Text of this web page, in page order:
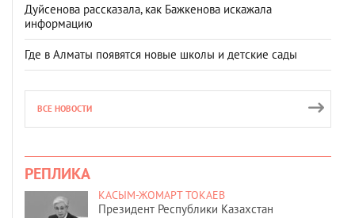
Дуйсенова рассказала, как Бажкенова искажала
информацию
Где в Алматы появятся новые школы и детские сады
ВСЕ НОВОСТИ
РЕПЛИКА
КАСЫМ-ЖОМАРТ ТОКАЕВ
Президент Республики Казахстан